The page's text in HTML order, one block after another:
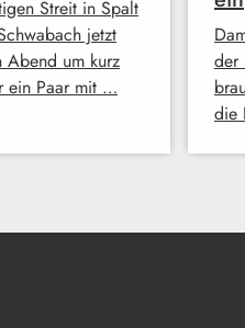
Streit in Spalt
jetzt
Abend um kurz
ein Paar mit …
der
die